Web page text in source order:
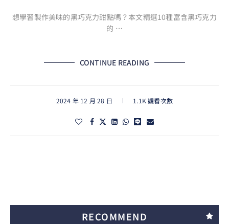
想學習製作美味的黑巧克力甜點嗎？本文精選10種富含黑巧克力
的 …
CONTINUE READING
2024 年 12 月 28 日 1.1K 觀看次數
RECOMMEND